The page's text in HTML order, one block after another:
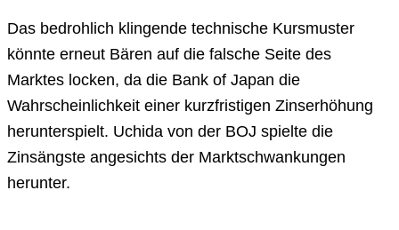
Das bedrohlich klingende technische Kursmuster
könnte erneut Bären auf die falsche Seite des
Marktes locken, da die Bank of Japan die
Wahrscheinlichkeit einer kurzfristigen Zinserhöhung
herunterspielt. Uchida von der BOJ spielte die
Zinsängste angesichts der Marktschwankungen
herunter.